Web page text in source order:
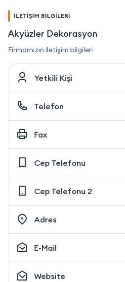
İLETİŞİM BİLGİLERİ
Akyüzler Dekorasyon
Firmamızın iletişim bilgileri
Yetkili Kişi
Telefon
Fax
Cep Telefonu
Cep Telefonu 2
Adres
E-Mail
Website